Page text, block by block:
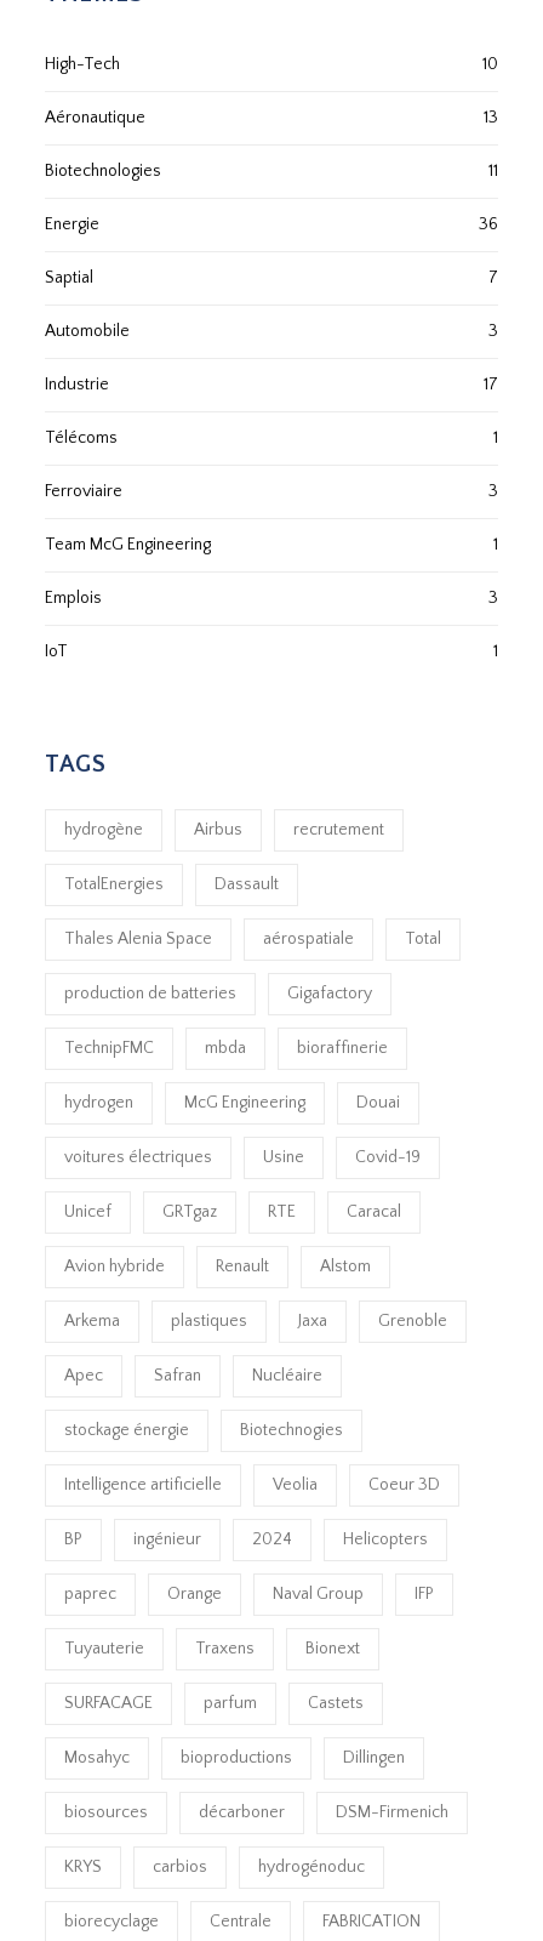
High-Tech 10
Aéronautique 13
Biotechnologies 11
Energie 36
Saptial 7
Automobile 3
Industrie 17
Télécoms 1
Ferroviaire 3
Team McG Engineering 1
Emplois 3
IoT 1
TAGS
hydrogène Airbus recrutement
TotalEnergies Dassault
Thales Alenia Space aérospatiale Total
production de batteries Gigafactory
TechnipFMC mbda bioraffinerie
hydrogen McG Engineering Douai
voitures électriques Usine Covid-19
Unicef GRTgaz RTE Caracal
Avion hybride Renault Alstom
Arkema plastiques Jaxa Grenoble
Apec Safran Nucléaire
stockage énergie Biotechnogies
Intelligence artificielle Veolia Coeur 3D
BP ingénieur 2024 Helicopters
paprec Orange Naval Group IFP
Tuyauterie Traxens Bionext
SURFACAGE parfum Castets
Mosahyc bioproductions Dillingen
biosources décarboner DSM-Firmenich
KRYS carbios hydrogénoduc
biorecyclage Centrale FABRICATION